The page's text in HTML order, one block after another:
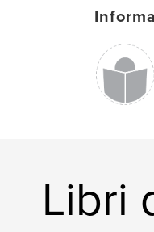
Libri